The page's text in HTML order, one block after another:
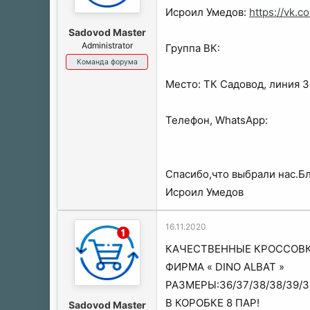
Sadovod Master
Administrator
Команда форума
Исроил Умедов: https://
Группа ВК:
Место: ТК Садовод, линия
Телефон, WhatsApp:
Спасибо,что выбрали
Исроил Умедов
Sadovod Master
16.11.2020
КАЧЕСТВЕННЫЕ
ФИРМА « DINO ALBAT »
РАЗМЕРЫ:36/37/38/38/39/
В КОРОБКЕ 8 ПАР!